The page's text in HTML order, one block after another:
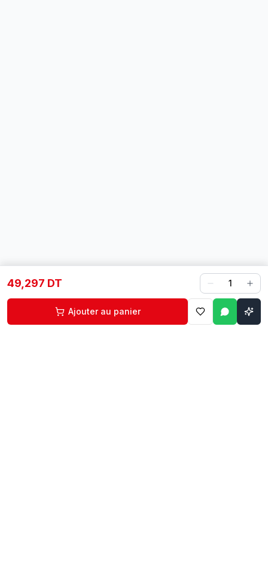
49,297 DT 1
Ajouter au panier